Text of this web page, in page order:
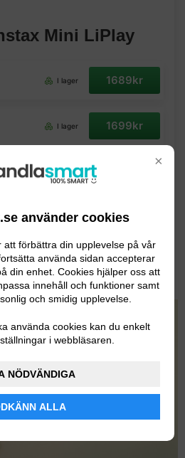
×
använder cookies
att förbättra din upplevelse på vår
använda sidan accepterar
din enhet. Cookies hjälper oss att
innehåll och funktioner samt
och smidig upplevelse.
använda cookies kan du enkelt
i webbläsaren.
NÖDVÄNDIGA
ALLA
Mini LiPlay
I lager 1689kr
I lager 1699kr
I lager
I lager 1899kr
I lager 2059kr